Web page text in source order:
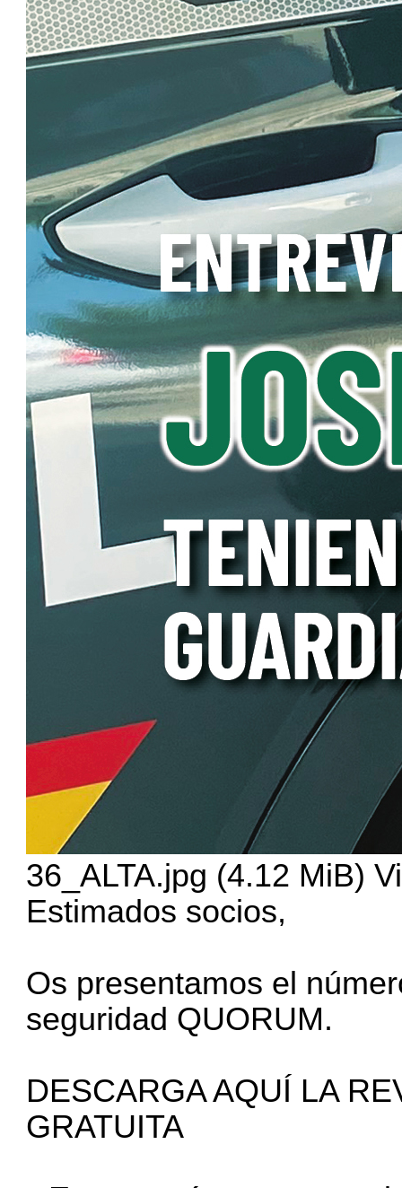
36_ALTA.jpg (4.12 MiB)
Estimados socios,
Os presentamos el
seguridad QUORUM.
DESCARGA AQUÍ LA
GRATUITA